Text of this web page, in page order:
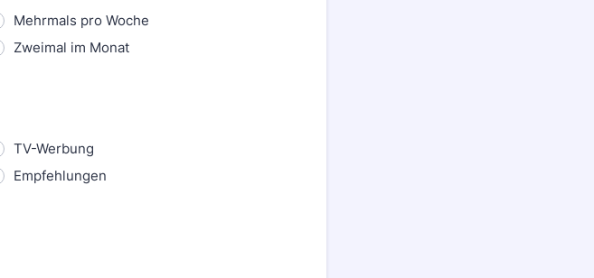
Mehrmals pro Woche
Zweimal im Monat
TV-Werbung
Empfehlungen